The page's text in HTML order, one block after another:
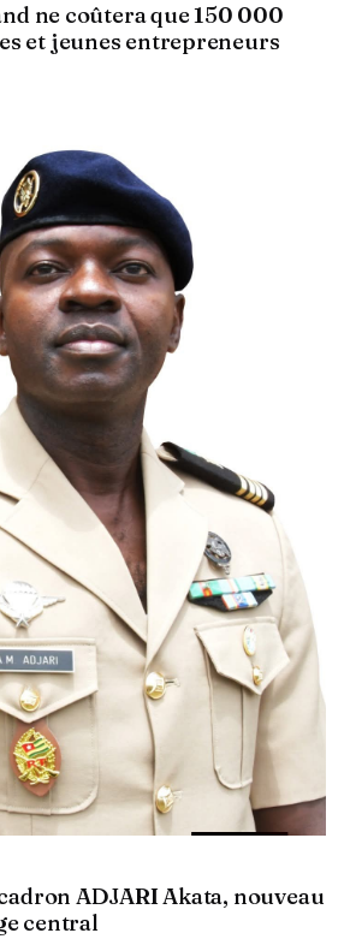
ne coûtera que 150 000
et jeunes entrepreneurs
ADJARI Akata, nouveau
central